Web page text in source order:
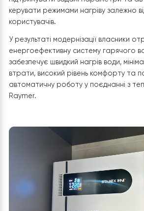
теплообмінником із великою
максимально ефективно передає
бака, а тепловий насос працює у
режимі з високим коефіцієнтом
Автоматика теплового насоса
температуру води в баку та за
повертається до режиму
Якісна теплоізоляція та
Raymer DWHP 150 L
має
теплоізоляцію, яка значно